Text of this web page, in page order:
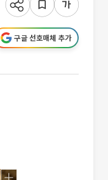
구글 선호매체 추가